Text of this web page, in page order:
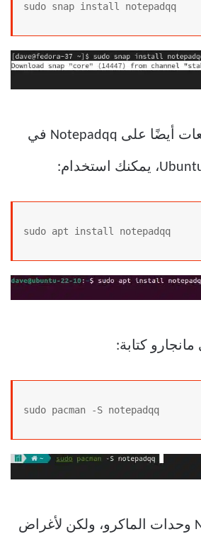
sudo snap install notepadqq
تحتوي بعض التوزيعات أيضًا على Notepadqq في
sudo apt install notepadqq
كتابة:
sudo pacman -S notepadqq
لا يدعم Notepadqq وحدات الماكرو، ولكن لأغراض